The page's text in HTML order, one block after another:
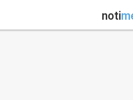
noti